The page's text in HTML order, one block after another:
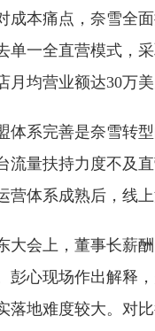
成本痛点，奈雪全
单一全直营模式，
月均营业额达30万
体系完善是奈雪转
流量扶持力度不及
营体系成熟后，线
大会上，董事长薪
彭心现场作出解释
落地难度较大。对